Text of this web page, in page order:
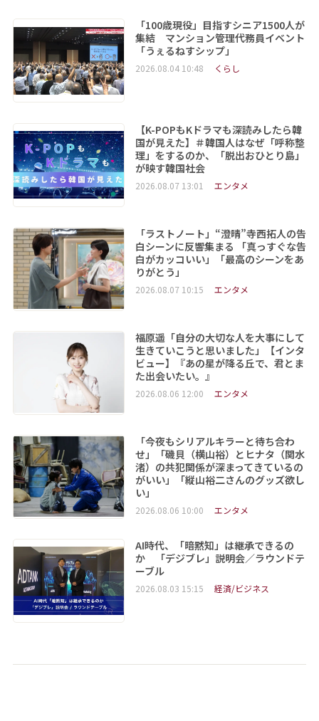
「100歳現役」目指すシニア1500人が
集結 マンション管理代務員イベント
「うぇるねすシップ」
2026.08.04 10:48 くらし
【K-POPもKドラマも深読みしたら韓
国が見えた】＃韓国人はなぜ「呼称整
理」をするのか、「脱出おひとり島」
が映す韓国社会
2026.08.07 13:01 エンタメ
「ラストノート」“澄晴”寺西拓人の告
白シーンに反響集まる 「真っすぐな告
白がカッコいい」「最高のシーンをあ
りがとう」
2026.08.07 10:15 エンタメ
福原遥「自分の大切な人を大事にして
生きていこうと思いました」【インタ
ビュー】『あの星が降る丘で、君とま
た出会いたい。』
2026.08.06 12:00 エンタメ
「今夜もシリアルキラーと待ち合わ
せ」「磯貝（横山裕）とヒナタ（関水
渚）の共犯関係が深まってきているの
がいい」「縦山裕二さんのグッズ欲し
い」
2026.08.06 10:00 エンタメ
AI時代、「暗黙知」は継承できるの
か 「デジブレ」説明会／ラウンドテ
ーブル
2026.08.03 15:15 経済/ビジネス